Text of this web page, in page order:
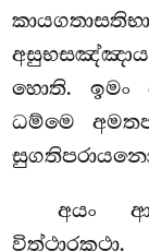
හොති. ඉමං
ධම්මෙ
අයං
විත්ථාරකථා.